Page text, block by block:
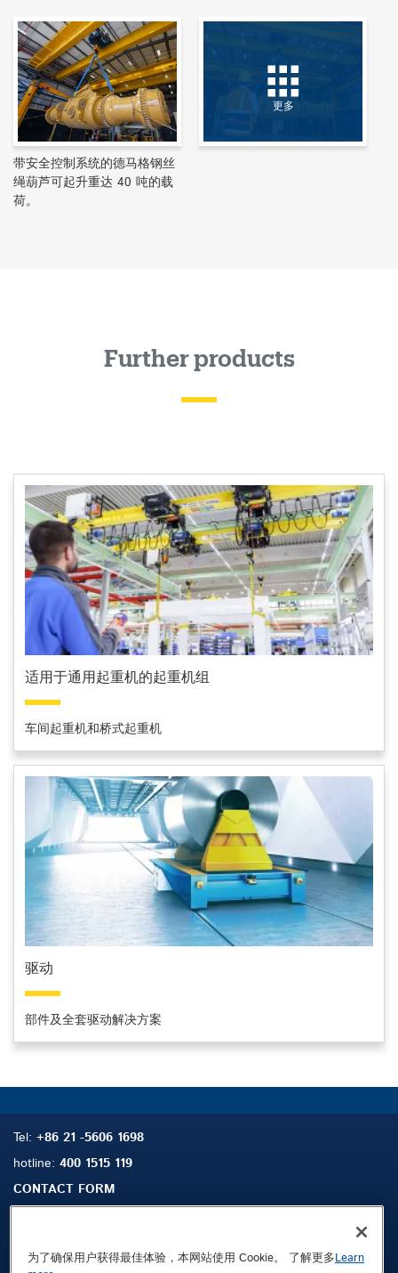
带安全控制系统的德马格钢丝
绳葫芦可起升重达 40 吨的载
荷。
更多
Further products
适用于通用起重机的起重机组
车间起重机和桥式起重机
驱动
部件及全套驱动解决方案
Tel: +86 21 -5606 1698
hotline: 400 1515 119
CONTACT FORM
搜索 联系我们
为了确保用户获得最佳体验，本网站使用 Cookie。 了解更多Learn